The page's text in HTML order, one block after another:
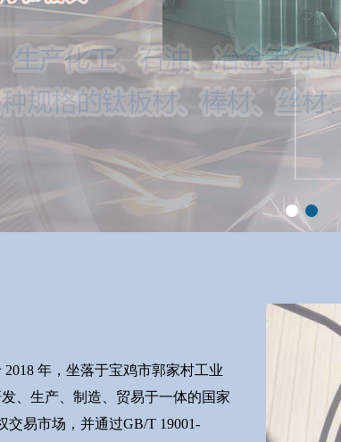
年，坐落于宝鸡市郭家村工业
、生产、制造、贸易于一体的国家
易市场，并通过GB/T 19001-